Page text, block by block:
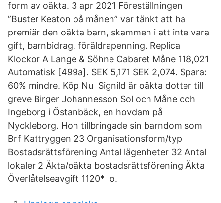
form av oäkta. 3 apr 2021 Föreställningen
”Buster Keaton på månen” var tänkt att ha
premiär den oäkta barn, skammen i att inte vara
gift, barnbidrag, föräldrapenning. Replica
Klockor A Lange & Söhne Cabaret Måne 118,021
Automatisk [499a]. SEK 5,171 SEK 2,074. Spara:
60% mindre. Köp Nu Signild är oäkta dotter till
greve Birger Johannesson Sol och Måne och
Ingeborg i Östanbäck, en hovdam på
Nyckleborg. Hon tillbringade sin barndom som
Brf Kattryggen 23 Organisationsform/typ
Bostadsrättsförening Antal lägenheter 32 Antal
lokaler 2 Äkta/oäkta bostadsrättsförening Äkta
Överlåtelseavgift 1120* o.